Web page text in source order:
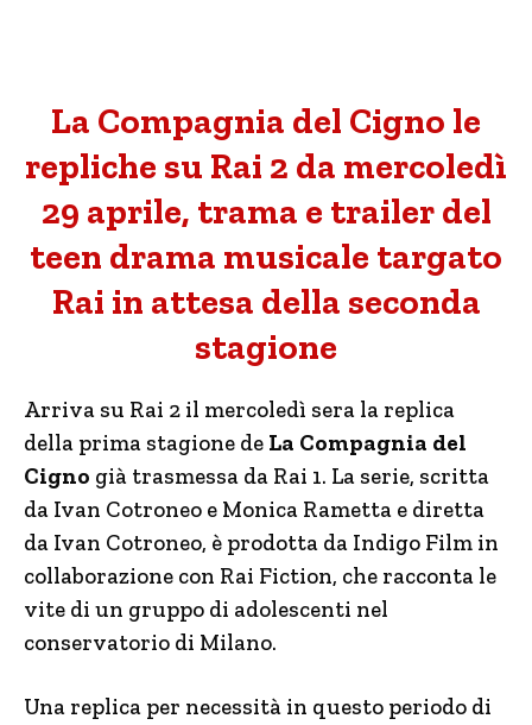
La Compagnia del Cigno le
repliche su Rai 2 da mercoledì
29 aprile, trama e trailer del
teen drama musicale targato
Rai in attesa della seconda
stagione
Arriva su Rai 2 il mercoledì sera la replica
della prima stagione de La Compagnia del
Cigno già trasmessa da Rai 1. La serie, scritta
da Ivan Cotroneo e Monica Rametta e diretta
da Ivan Cotroneo, è prodotta da Indigo Film in
collaborazione con Rai Fiction, che racconta le
vite di un gruppo di adolescenti nel
conservatorio di Milano.
Una replica per necessità in questo periodo di